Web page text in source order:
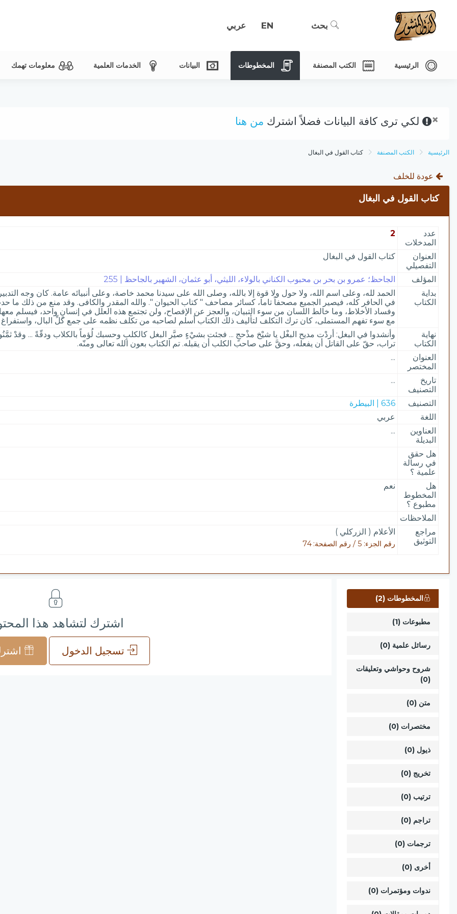
بحث EN عربي
الرئيسية الكتب المصنفة المخطوطات البيانات الخدمات العلمية معلومات تهمك
× لكي ترى كافة البيانات فضلاً اشترك من هنا
الرئيسية الكتب المصنفة كتاب القول في البغال
عودة للخلف
كتاب القول في البغال
عدد
المدخلات
2
العنوان
التفصيلي
كتاب القول في البغال
المؤلف
الجاحظ؛ عمرو بن بحر بن محبوب الكناني بالولاء، الليثي، أبو عثمان، الشهير بالجاحظ | 255
بداية
الكتاب
الحمد لله، وعلى اسم الله، ولا حول ولا قوة إلا بالله، وصلى الله على سيدنا محمد خاصة، وعلى أنبيائه عامة. كان وجه
في الحافر كله، فيصير الجميع مصحفاً تاما، كسائر مصاحف " كتاب الحيوان ". والله المقدر والكافى. وقد منع من ذلك
وفساد الأخلاط، وما خالط اللسان من سوء التبيان، والعجز عن الإفصاح، ولن تجتمع هذه العلل في إنسانٍ واحد، فيسلم
مع سوء تفهم المستملى، كان ترك التكلف لتأليف ذلك الكتاب أسلم لصاحبه من تكلف نظمه على جمع كلِّ البال،
نهاية
الكتاب
وأنشدوا في البغل: أردْت مديح البغْل يا شيْخ مذْحجٍ ... فجئت بشيْءٍ صيَّر البغل كالكلبِ وحسبك لُؤماً بالكلاب ودقّةً ... وقدْ
تراب، حقّ على القاتل أن يفعله، وحقَّ على صاحب الكلب أن يقبله. تم الكتاب بعون الله تعالى ومنّه.
العنوان
المختصر
...
تاريخ
التصنيف
...
التصنيف
636 | البيطرة
اللغة
عربي
العناوين
البديلة
...
هل حقق
في رسالة
علمية ؟
هل
المخطوط
مطبوع ؟
نعم
الملاحظات
مراجع
التوثيق
الأعلام ( الزركلي )
رقم الجزء: 5 / رقم الصفحة: 74
المخطوطات (2)
مطبوعات (1)
رسائل علمية (0)
شروح وحواشي وتعليقات
(0)
متن (0)
مختصرات (0)
ذيول (0)
تخريج (0)
ترتيب (0)
تراجم (0)
ترجمات (0)
أخرى (0)
ندوات ومؤتمرات (0)
اشترك لتشاهد هذا
تسجيل الدخول